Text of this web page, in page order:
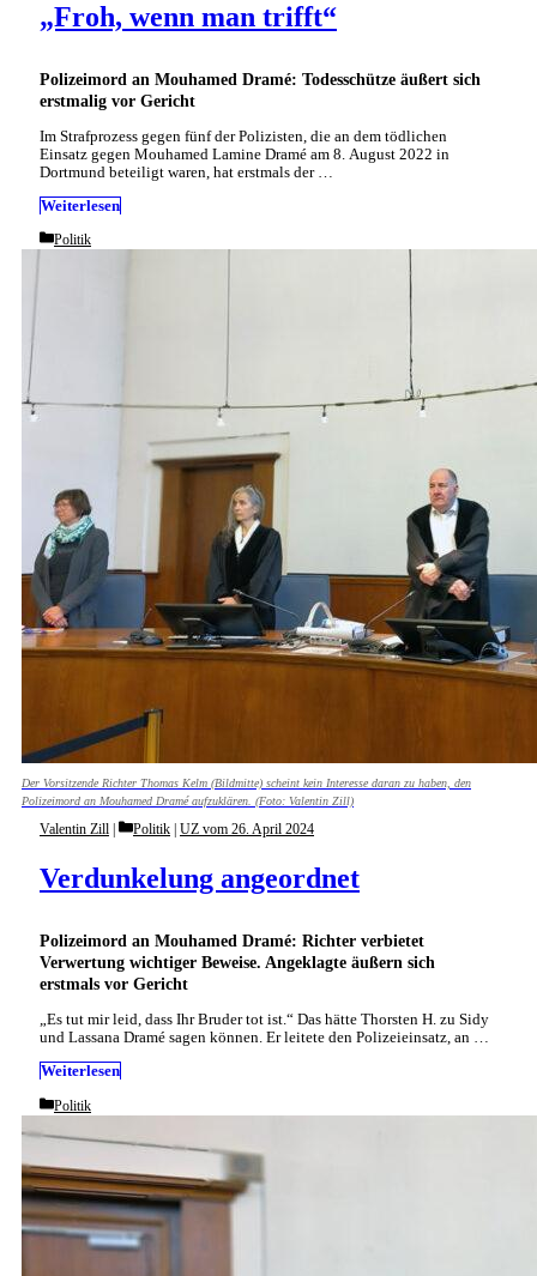
Polizeimord an Mouhamed Dramé: Todesschütze äußert sich
erstmalig vor Gericht
„Froh, wenn man trifft“
Im Strafprozess gegen fünf der Polizisten, die an dem tödlichen
Einsatz gegen Mouhamed Lamine Dramé am 8. August 2022 in
Dortmund beteiligt waren, hat erstmals der …
Weiterlesen
Categories
Politik
Der Vorsitzende Richter Thomas Kelm (Bildmitte) scheint kein Interesse daran zu haben, den
Polizeimord an Mouhamed Dramé aufzuklären. (Foto: Valentin Zill)
Polizeimord an Mouhamed Dramé: Richter verbietet
Verwertung wichtiger Beweise. Angeklagte äußern sich
erstmals vor Gericht
Verdunkelung angeordnet
Valentin Zill Categories
Politik UZ vom 26. April 2024
„Es tut mir leid, dass Ihr Bruder tot ist.“ Das hätte Thorsten H. zu Sidy
und Lassana Dramé sagen können. Er leitete den Polizeieinsatz, an …
Weiterlesen
Categories
Politik